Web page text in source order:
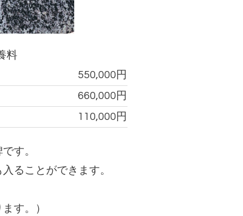
料
550,000円
660,000円
110,000円
す。
ることができます。
す。）